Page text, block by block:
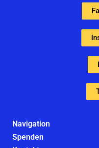
Navigation
Spenden